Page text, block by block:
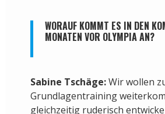
WORAUF KOMMT ES IN DEN
MONATEN VOR OLYMPIA AN?
Sabine Tschäge:Wir wollen
Grundlagentraining
gleichzeitig ruderisch